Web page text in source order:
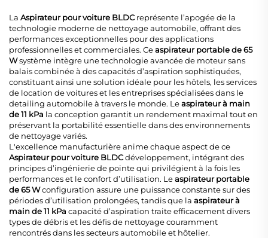
La Aspirateur pour voiture BLDCreprésente l’apogée de la
technologie moderne de nettoyage automobile, offrant des
performances exceptionnelles pour des applications
professionnelles et commerciales. Ceaspirateur portable de 65
Wsystème intègre une technologie avancée de moteur sans
balais combinée à des capacités d’aspiration sophistiquées,
constituant ainsi une solution idéale pour les hôtels, les services
de location de voitures et les entreprises spécialisées dans le
detailing automobile à travers le monde. Leaspirateur à main
de 11 kPa la conception garantit un rendement maximal tout en
préservant la portabilité essentielle dans des environnements
de nettoyage variés.
L'excellence manufacturière anime chaque aspect de ce
Aspirateur pour voiture BLDCdéveloppement, intégrant des
principes d’ingénierie de pointe qui privilégient à la fois les
performances et le confort d’utilisation. Leaspirateur portable
de 65 Wconfiguration assure une puissance constante sur des
périodes d’utilisation prolongées, tandis que la aspirateur à
main de 11 kPa capacité d’aspiration traite efficacement divers
types de débris et les défis de nettoyage couramment
rencontrés dans les secteurs automobile et hôtelier.